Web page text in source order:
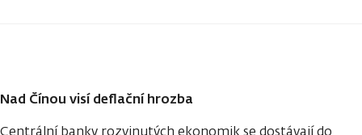
Nad Čínou visí deflační hrozba
Centrální banky rozvinutých ekonomik se dostávají do